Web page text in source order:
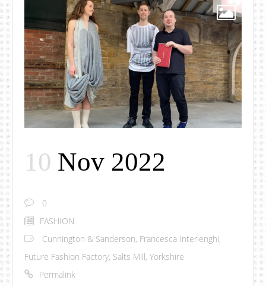
10 Nov 2022
0
FASHION
Cunnington & Sanderson, Francesca Interlenghi,
Future Fashion Factory, Salts Mill, Yorkshire
Permalink